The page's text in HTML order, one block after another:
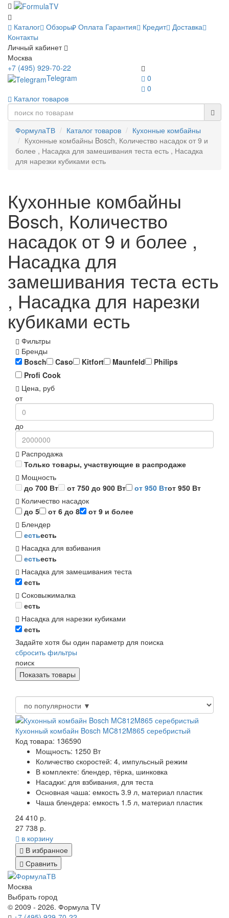
Каталог Обзоры Оплата Гарантия Кредит Доставка
Контакты
Личный кабинет
Москва
0
0
+7 (495) 929-70-22
Telegram
Каталог товаров
ФормулаТВ Каталог товаров
Кухонные комбайны
Кухонные комбайны Bosch, Количество насадок от 9 и
более , Насадка для замешивания теста есть , Насадка
для нарезки кубиками есть
Кухонные комбайны
Bosch, Количество
насадок от 9 и более ,
Насадка для
замешивания теста есть
, Насадка для нарезки
кубиками есть
Фильтры
Бренды
Bosch
Caso Kitfort Maunfeld
Philips
Profi Cook
Цена, руб
от
до
Распродажа
Только товары, участвующие в распродаже
Мощность
до 700 Вт
от 750 до 900 Вт от 950 Втот 950 Вт
Количество насадок
до 5
от 6 до 8
от 9 и более
Блендер
естьесть
Насадка для взбивания
естьесть
Насадка для замешивания теста
есть
Соковыжималка
есть
Насадка для нарезки кубиками
есть
Задайте хотя бы один параметр для поиска
сбросить фильтры
поиск
Кухонный комбайн Bosch MC812M865 серебристый
Код товара: 136590
Мощность: 1250 Вт
Количество скоростей: 4, импульсный режим
В комплекте: блендер, тёрка, шинковка
Насадки: для взбивания, для теста
Основная чаша: емкость 3.9 л, материал пластик
Чаша блендера: емкость 1.5 л, материал пластик
24 410 р.
27 738 р.
в корзину
В избранное
Сравнить
Москва
Выбрать город
© 2009 - 2026. Формула TV